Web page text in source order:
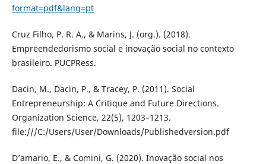
format=pdf&lang=pt
Cruz Filho, P. R. A., & Marins, J. (org.). (2018).
Empreendedorismo social e inovação social no contexto
brasileiro. PUCPRess.
Dacin, M., Dacin, P., & Tracey, P. (2011). Social
Entrepreneurship: A Critique and Future Directions.
Organization Science, 22(5), 1203–1213.
file:///C:/Users/User/Downloads/Publishedversion.pdf
D’amario, E., & Comini, G. (2020). Inovação social nos